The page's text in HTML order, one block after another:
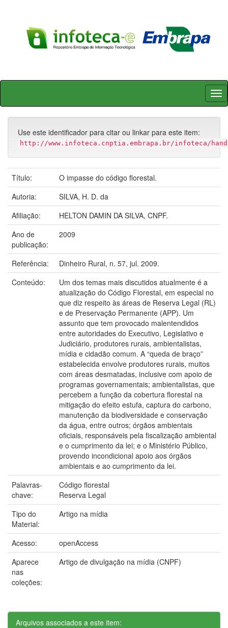
Skip
Use este identificador para citar ou linkar para este item:
http://www.infoteca.cnptia.embrapa.br/infoteca/
Título:
O impasse do código florestal.
Autoria:
SILVA, H. D. da
Afiliação:
HELTON DAMIN DA SILVA, CNPF.
Ano de
publicação:
2009
Referência:
Dinheiro Rural, n. 57, jul. 2009.
Conteúdo:
Um dos temas mais discutidos atualmente é a
atualização do Código Florestal, em especial no
que diz respeito às áreas de Reserva Legal (RL)
e de Preservação Permanente (APP). Um
assunto que tem provocado malentendidos
entre autoridades do Executivo, Legislativo e
Judiciário, produtores rurais, ambientalistas,
mídia e cidadão comum. A “queda de braço”
estabelecida envolve produtores rurais, muitos
com áreas desmatadas, inclusive com apoio de
programas governamentais; ambientalistas, que
percebem a função da cobertura florestal na
mitigação do efeito estufa, captura do carbono,
manutenção da biodiversidade e conservação
da água, entre outros; órgãos ambientais
oficiais, responsáveis pela fiscalização ambiental
e o cumprimento da lei; e o Ministério Público,
provendo incondicional apoio aos órgãos
ambientais e ao cumprimento da lei.
Palavras-
chave:
Código florestal
Reserva Legal
Tipo do
Material:
Artigo na mídia
Acesso:
openAccess
Aparece
nas
coleções:
Artigo de divulgação na mídia (CNPF)
Arquivos associados a este item: